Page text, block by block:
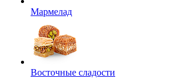
Мармелад
Восточные сладости